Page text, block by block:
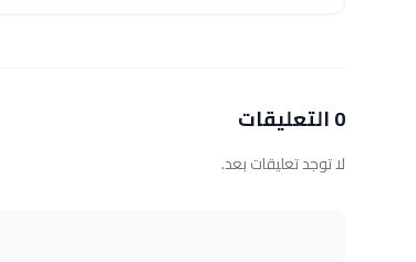
0 التعليقات
لا توجد تعليقات بعد.